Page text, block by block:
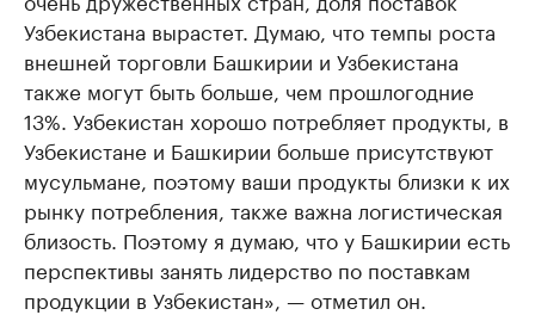
Узбекистана вырастет. Думаю, что темпы роста
внешней торговли Башкирии и Узбекистана
также могут быть больше, чем прошлогодние
13%. Узбекистан хорошо потребляет продукты, в
Узбекистане и Башкирии больше присутствуют
мусульмане, поэтому ваши продукты близки к их
рынку потребления, также важна логистическая
близость. Поэтому я думаю, что у Башкирии есть
перспективы занять лидерство по поставкам
продукции в Узбекистан», — отметил он.